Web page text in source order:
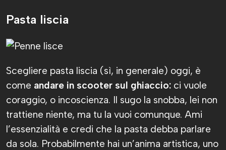
Pasta liscia
Scegliere pasta liscia (sì, in generale) oggi, è
come andare in scooter sul ghiaccio: ci vuole
coraggio, o incoscienza. Il sugo la snobba, lei non
trattiene niente, ma tu la vuoi comunque. Ami
l’essenzialità e credi che la pasta debba parlare
da sola. Probabilmente hai un’anima artistica, uno